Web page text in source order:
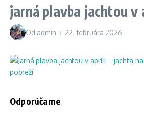
jarná plavba jachtou v
Od admin 22. februára 2026
Odporúčame